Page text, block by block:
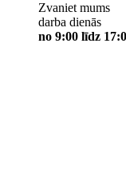
Zvaniet mums
darba dienās
no 9:00 līdz